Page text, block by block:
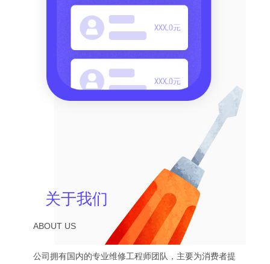
关于我们
ABOUT US
公司拥有国内的专业维修工程师团队，主要为消费者提